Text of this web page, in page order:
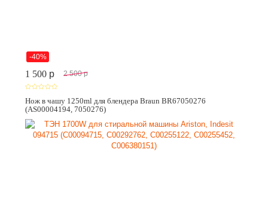
-40%
1 500 p 2 500 p
Нож в чашу 1250ml для блендера Braun BR67050276
(AS00004194, 7050276)